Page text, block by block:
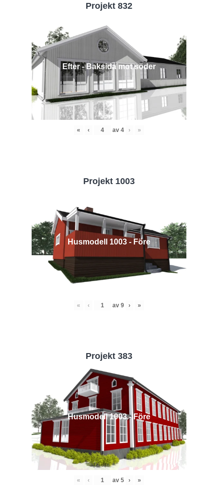
Projekt 832
Efter - Baksida mot söder
« ‹ av 4 › »
Projekt 1003
Husmodell 1003 - Före
« ‹ av 9 › »
Projekt 383
Husmodell 1003 - Före
« ‹ av 5 › »